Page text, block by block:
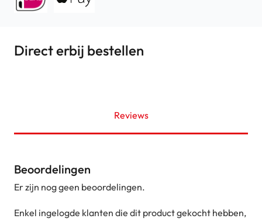
Direct erbij bestellen
Reviews
Beoordelingen
Er zijn nog geen beoordelingen.
Enkel ingelogde klanten die dit product gekocht hebben,